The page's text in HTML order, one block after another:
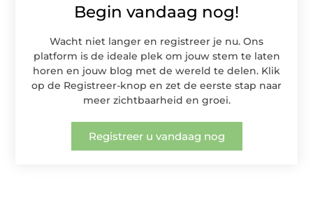
Begin vandaag nog!
Wacht niet langer en registreer je nu. Ons
platform is de ideale plek om jouw stem te laten
horen en jouw blog met de wereld te delen. Klik
op de Registreer-knop en zet de eerste stap naar
meer zichtbaarheid en groei.
Registreer u vandaag nog